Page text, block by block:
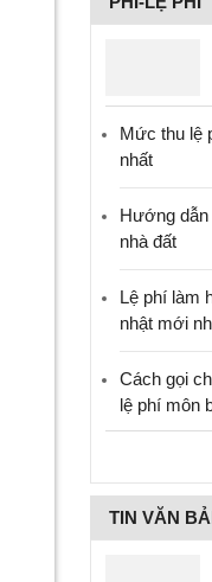
Mức thu lệ
nhất
Hướng
nhà đất
Lệ phí làm
nhật mới
Cách gọi
lệ phí môn
TIN VĂN